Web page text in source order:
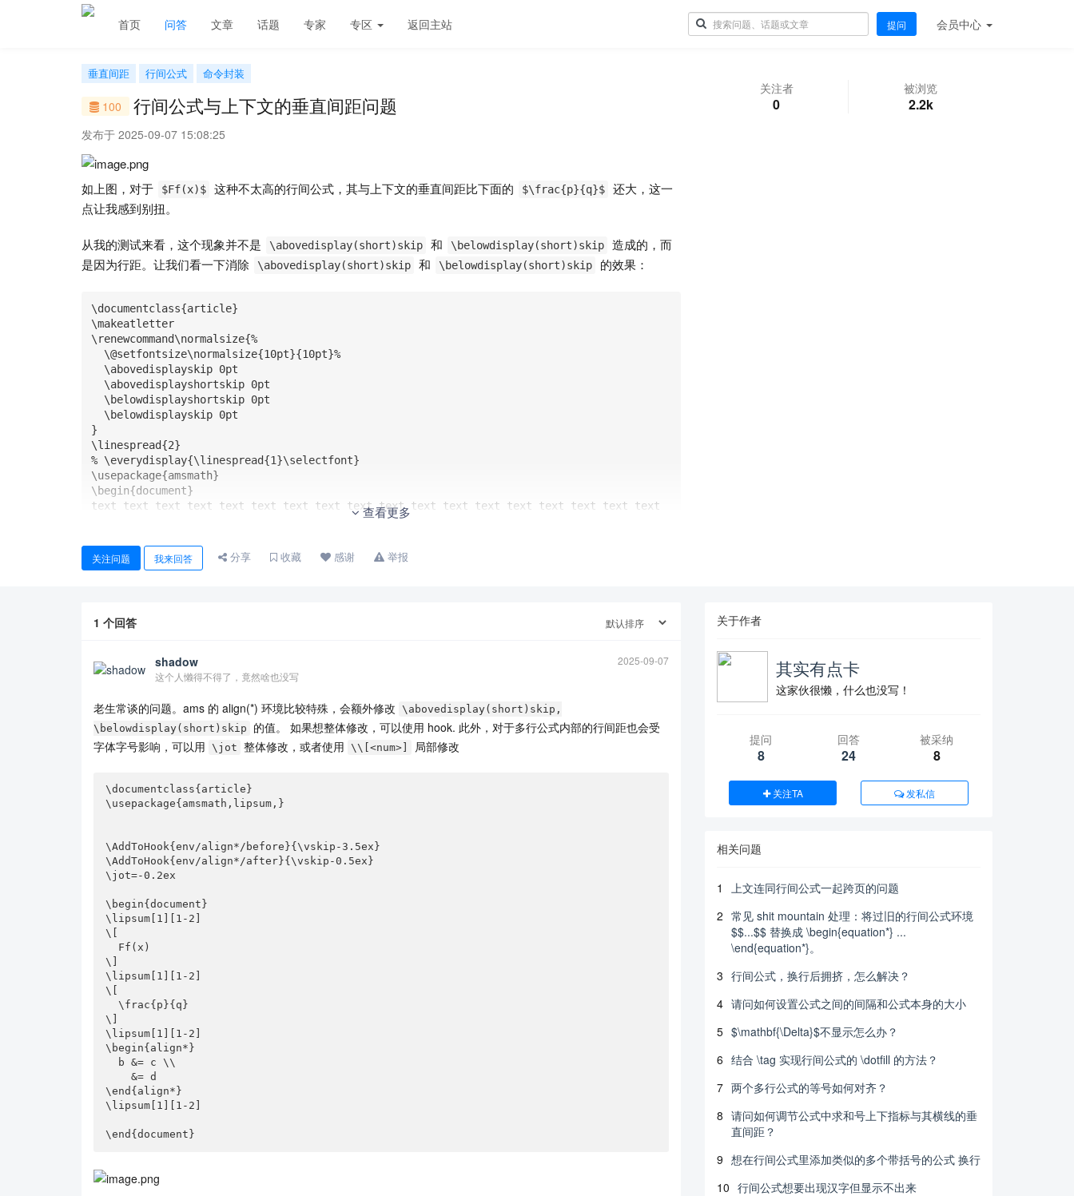
首页 问答 文章 话题 专家 专区 返回主站 提问 会员中心
垂直间距 行间公式 命令封装
100 行间公式与上下文的垂直间距问题
发布于 2025-09-07 15:08:25
如上图，对于 $Ff(x)$ 这种不太高的行间公式，其与上下文的垂直间距比下面的 $\frac{p}{q}$
还大，这一
点让我感到别扭。
从我的测试来看，这个现象并不是 \abovedisplay(short)skip 和 \belowdisplay(short)skip
造成的，而
是因为行距。让我们看一下消除
\abovedisplay(short)skip 和 \belowdisplay(short)skip 的效果：
\documentclass{article}
\makeatletter
\renewcommand\normalsize{%
}
\linespread{2}
% \everydisplay{\linespread{1}\selectfont}
\usepackage{amsmath}
\begin{document}
text text text text text text text text text text text text text text text text text text
text text text text text text text text text
\]
  \frac{p}{q}
text text text text text text text text text text text
\begin{align*}
    &= d
\end{align*}
text text text text text text text text text text text text text text text text text text
为了让效果明显，我增加了行距。可以看到，高度较低的行间公式与上下文的间距看起来更大，就是行距带来的。
为了让行间公式最高处与上文的垂直间距等于行间公式最低处与下文的垂直间距，需要做以下两步：
将行间公式的行距设置为 1；
消除行间公式与下一行文本的“interlineskip”。
\documentclass{article}
\makeatletter
\renewcommand\normalsize{%
\everydisplay{\linespread{1}\selectfont}
text text text text text text text text text text text text text text text text text text
查看更多
关注者
0
被浏览
2.2k
关注问题 我来回答 分享 收藏 感谢 举报
1 个回答
shadow
2025-09-07
这个人懒得不得了，竟然啥也没写
老生常谈的问题。ams 的 align(*) 环境比较特殊，会额外修改 \abovedisplay(short)skip,
\belowdisplay(short)skip
的值。 如果想整体修改，可以使用 hook. 此外，对于多行公式内部的行间距也会受
字体字号影响，可以用 \jot 整体修改，或者使用 \\[<num>] 局部修改
\documentclass{article}
\usepackage{amsmath,lipsum,}
\AddToHook{env/align*/before}{\vskip-3.5ex}
\AddToHook{env/align*/after}{\vskip-0.5ex}
\jot=-0.2ex
\begin{document}
\lipsum[1][1-2]
\[
\]
\lipsum[1][1-2]
\[
  \frac{p}{q}
\]
\lipsum[1][1-2]
\begin{align*}
    &= d
\end{align*}
\lipsum[1][1-2]
关于作者
其实有点卡
这家伙很懒，什么也没写！
提问
8
回答
24
被采纳
8
关注TA 发私信
相关问题
1
上文连同行间公式一起跨页的问题
2 常见 shit mountain 处理：将过旧的行间公式环境
$$...$$ 替换成 \begin{equation*} ...
\end{equation*}。
3 行间公式，换行后拥挤，怎么解决？
4 请问如何设置公式之间的间隔和公式本身的大小
5 $\mathbf{\Delta}$不显示怎么办？
6 结合 \tag 实现行间公式的 \dotfill 的方法？
7 两个多行公式的等号如何对齐？
8 请问如何调节公式中求和号上下指标与其横线的垂
直间距？
9 想在行间公式里添加类似的多个带括号的公式 换行
10 行间公式想要出现汉字但显示不出来